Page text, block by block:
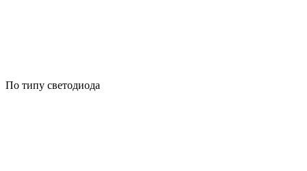
По типу светодиода